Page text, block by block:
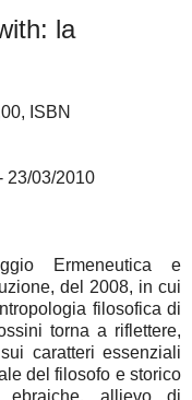
la
ISBN
23/03/2010
Ermeneutica e
del 2008, in cui
filosofica di
torna a riflettere,
caratteri essenziali
del filosofo e storico